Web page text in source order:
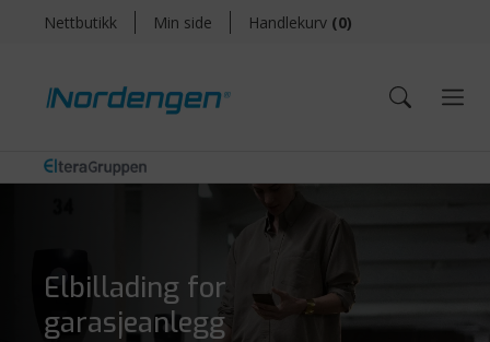
Nettbutikk Min side Handlekurv (0)
Elbillading for
garasjeanlegg